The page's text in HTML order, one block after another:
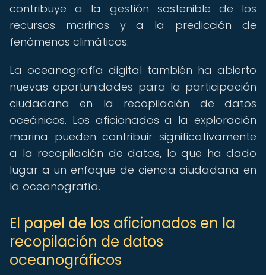
contribuye a la gestión sostenible de los
recursos marinos y a la predicción de
fenómenos climáticos.
La oceanografía digital también ha abierto
nuevas oportunidades para la participación
ciudadana en la recopilación de datos
oceánicos. Los aficionados a la exploración
marina pueden contribuir significativamente
a la recopilación de datos, lo que ha dado
lugar a un enfoque de ciencia ciudadana en
la oceanografía.
El papel de los aficionados en la
recopilación de datos
oceanográficos